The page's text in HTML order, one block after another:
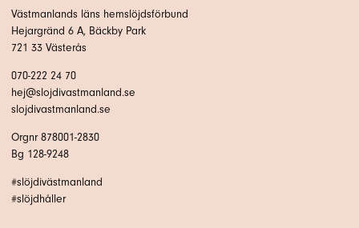
Västmanlands läns hemslöjdsförbund
Hejargränd 6 A, Bäckby Park
721 33 Västerås
070-222 24 70
hej@slojdivastmanland.se
slojdivastmanland.se
Orgnr 878001-2830
Bg 128-9248
#slöjdivästmanland
#slöjdhåller